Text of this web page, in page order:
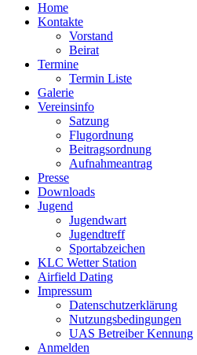
Home
Kontakte
Vorstand
Beirat
Termine
Termin Liste
Galerie
Vereinsinfo
Satzung
Flugordnung
Beitragsordnung
Aufnahmeantrag
Presse
Downloads
Jugend
Jugendwart
Jugendtreff
Sportabzeichen
KLC Wetter Station
Airfield Dating
Impressum
Datenschutzerklärung
Nutzungsbedingungen
UAS Betreiber Kennung
Anmelden